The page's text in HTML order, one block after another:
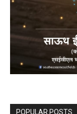
POPULAR POSTS